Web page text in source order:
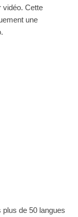
vidéo. Cette
une
.
de 50 langues